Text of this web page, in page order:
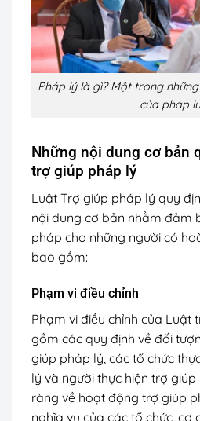
Pháp lý là gì? Một trong
của pháp
Những nội dung cơ bản
trợ giúp pháp lý
Luật Trợ giúp pháp lý quy
nội dung cơ bản nhằm đảm
pháp cho những người có
bao gồm:
Phạm vi điều chỉnh
Phạm vi điều chỉnh của
gồm các quy định về đối
giúp pháp lý, các tổ chức
lý và người thực hiện trợ
ràng về hoạt động trợ giúp
nghĩa vụ của các tổ chức, cơ